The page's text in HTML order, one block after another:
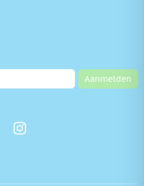
Aanmelden